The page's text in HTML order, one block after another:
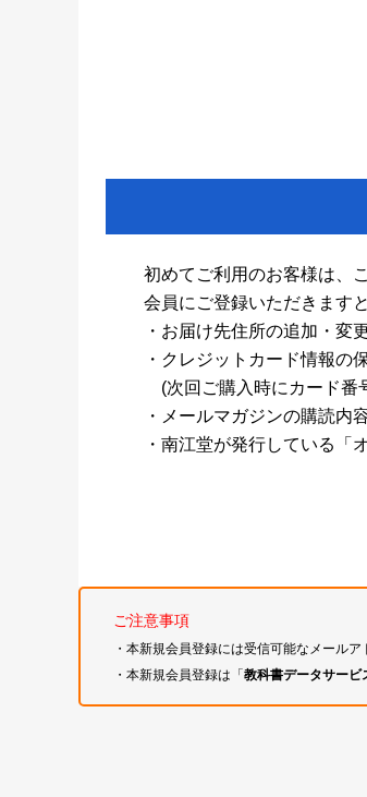
初めてご利用のお客様は、
会員にご登録いただきます
・お届け先住所の追加・変
・クレジットカード情報の
(次回ご購入時にカード番
・メールマガジンの購読内
・南江堂が発行している「
ご注意事項
・本新規会員登録には受信可能なメールア
・本新規会員登録は「教科書データサービ